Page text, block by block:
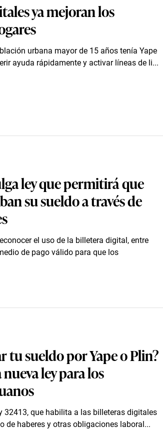
ya mejoran los
urbana mayor de 15 años tenía Yape
ayuda rápidamente y activar líneas de li...
ley que permitirá que
su sueldo a través de
el uso de la billetera digital, entre
de pago válido para que los
tu sueldo por Yape o Plin?
ley para los
32413, que habilita a las billeteras digitales
de haberes y otras obligaciones laboral...